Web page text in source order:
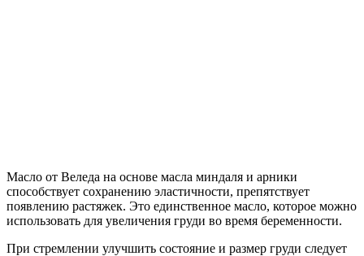
Масло от Веледа на основе масла миндаля и арники
способствует сохранению эластичности, препятствует
появлению растяжек. Это единственное масло, которое можно
использовать для увеличения груди во время беременности.
При стремлении улучшить состояние и размер груди следует